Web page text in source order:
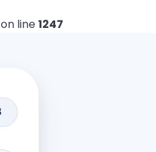
on line1247